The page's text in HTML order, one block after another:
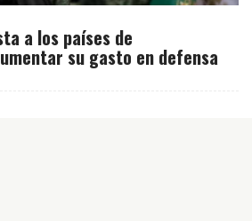
a los países de
su gasto en defensa